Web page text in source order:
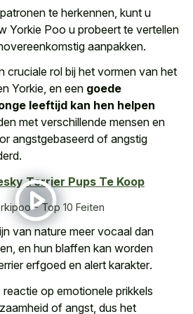
te herkennen, kunt u
Yorkie Poo u probeert te vertellen
aanpakken.
cruciale rol bij het vormen van het
Yorkie, en een goede
leeftijd kan hen helpen
met verschillende mensen en
angstgebaseerd of angstig
Terrier Pups Te Koop
- Top 10 Feiten
van nature meer vocaal dan
en hun blaffen kan worden
erfgoed en alert karakter.
op emotionele prikkels
of angst, dus het